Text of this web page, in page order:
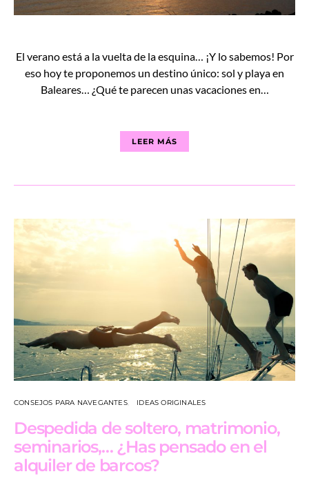
El verano está a la vuelta de la esquina… ¡Y lo sabemos! Por
eso hoy te proponemos un destino único: sol y playa en
Baleares… ¿Qué te parecen unas vacaciones en…
LEER MÁS
CONSEJOS PARA NAVEGANTES IDEAS ORIGINALES
Despedida de soltero, matrimonio,
seminarios,… ¿Has pensado en el
alquiler de barcos?